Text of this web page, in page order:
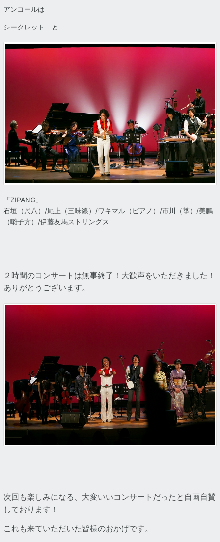
アンコールは
シークレット と
「ZIPANG」
石垣（尺八）/尾上（三味線）/ワキマル（ピアノ）/市川（箏）/美鵬
（囃子方）/伊藤友馬ストリングス
２時間のコンサートは無事終了！大歓声をいただきました！
ありがとうございます。
次回も楽しみになる、大変いいコンサートだったと自画自賛
しております！
これも来ていただいた皆様のおかげです。